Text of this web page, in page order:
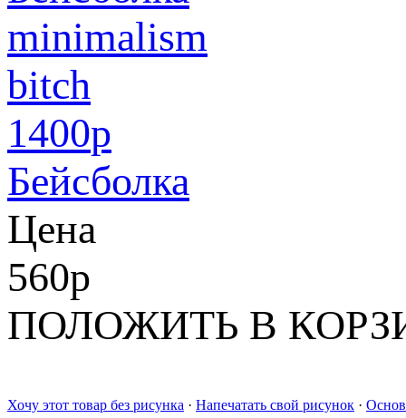
1400p
Бейсболка
Цена
560p
ПОЛОЖИТЬ В
Хочу этот товар без рисунка · Напечатать свой рисунок ·